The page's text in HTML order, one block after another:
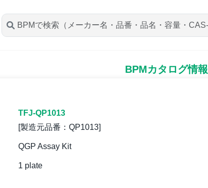
BPMカタログ情報
TFJ-QP1013
[製造元品番：QP1013]
QGP Assay Kit
1 plate